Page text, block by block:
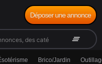
clear_all
Déposer une annonce
Brico/Jardin